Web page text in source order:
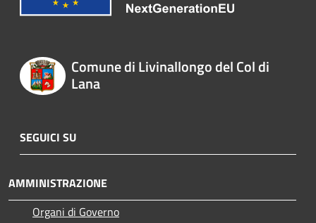
Comune di Livinallongo del Col di
Lana
SEGUICI SU
AMMINISTRAZIONE
Organi di Governo